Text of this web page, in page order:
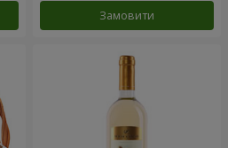
Замовити